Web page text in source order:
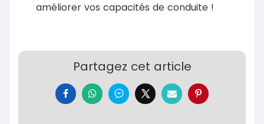
améliorer vos capacités de conduite !
Partagez cet article